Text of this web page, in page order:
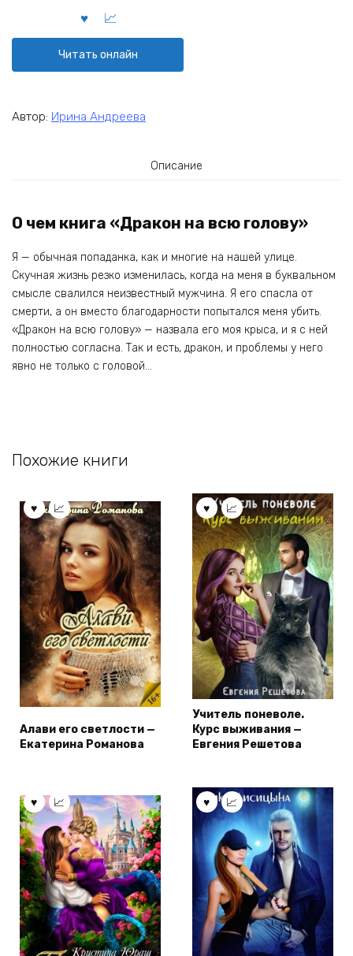
Читать онлайн
Автор: Ирина Андреева
Описание
О чем книга «Дракон на всю голову»
Я — обычная попаданка, как и многие на нашей улице.
Скучная жизнь резко изменилась, когда на меня в буквальном
смысле свалился неизвестный мужчина. Я его спасла от
смерти, а он вместо благодарности попытался меня убить.
«Дракон на всю голову» — назвала его моя крыса, и я с ней
полностью согласна. Так и есть, дракон, и проблемы у него
явно не только с головой…
Похожие книги
Алави его светлости —
Екатерина Романова
Учитель поневоле.
Курс выживания —
Евгения Решетова